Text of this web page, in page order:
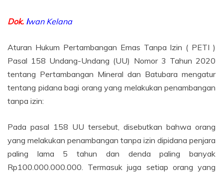
Dok. Iwan Kelana
Aturan Hukum Pertambangan Emas Tanpa Izin ( PETI )
Pasal 158 Undang-Undang (UU) Nomor 3 Tahun 2020
tentang Pertambangan Mineral dan Batubara mengatur
tentang pidana bagi orang yang melakukan penambangan
tanpa izin:
Pada pasal 158 UU tersebut, disebutkan bahwa orang
yang melakukan penambangan tanpa izin dipidana penjara
paling lama 5 tahun dan denda paling banyak
Rp100.000.000.000. Termasuk juga setiap orang yang